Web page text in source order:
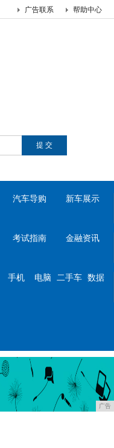
帮助中心
广告联系
汽车导购 新车展示
考试指南 金融资讯
手机 电脑 二手车 数据
广告